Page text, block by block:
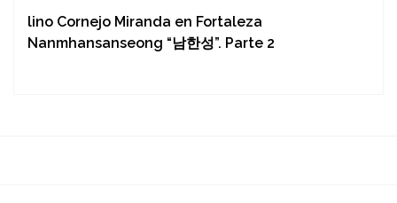
lino Cornejo Miranda en Fortaleza
Nanmhansanseong “남한성”. Parte 2